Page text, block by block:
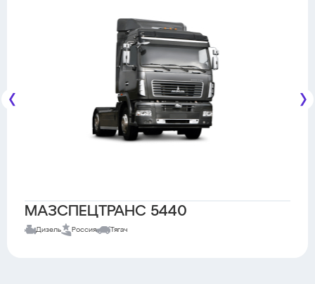
МАЗСПЕЦТРАНС 5440
Дизель Россия Тягач